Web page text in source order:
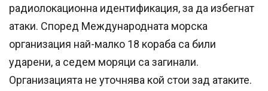
радиолокационна идентификация, за да избегнат
атаки. Според Международната морска
организация най-малко 18 кораба са били
ударени, а седем моряци са загинали.
Организацията не уточнява кой стои зад атаките.